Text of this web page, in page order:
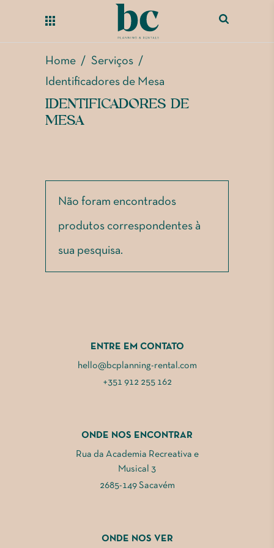
Home / Serviços /
Identificadores de Mesa
IDENTIFICADORES DE
MESA
Não foram encontrados
produtos correspondentes à
sua pesquisa.
ENTRE EM CONTATO
hello@bcplanning-rental.com
+351 912 255 162
ONDE NOS ENCONTRAR
Rua da Academia Recreativa e
Musical 3
2685-149 Sacavém
ONDE NOS VER